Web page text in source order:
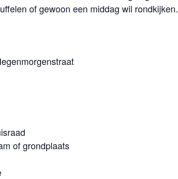
of gewoon een middag wil rondkijken.
of grondplaats